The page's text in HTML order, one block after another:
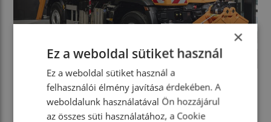
×
Ez a weboldal sütiket használ
Ez a weboldal sütiket használ a
felhasználói élmény javítása érdekében. A
weboldalunk használatával Ön hozzájárul
az összes süti használatához, a Cookie